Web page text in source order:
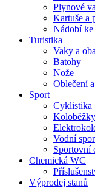
Plynové
Kartuše a
Nádobí
Turistika
Vaky a
Batohy
Nože
Oblečení
Sport
Cyklistika
Koloběžky
Vodní
Sportovní
Chemická WC
Výprodej stanů